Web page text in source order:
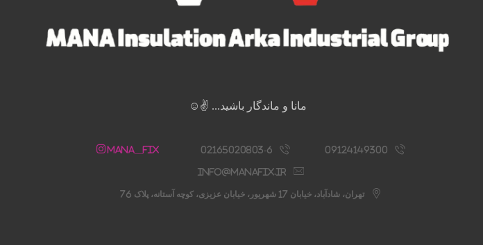
مانا و ماندگار باشید... ✌️☺️
09124149300
02165020803-6
Mana__fix
info@manafix.ir
تهران، شادآباد، خیابان 17 شهریور، خیابان عزیزی، کوچه آستانه، پلاک 76